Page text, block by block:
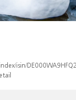
isin/DE000WA9HFQ2